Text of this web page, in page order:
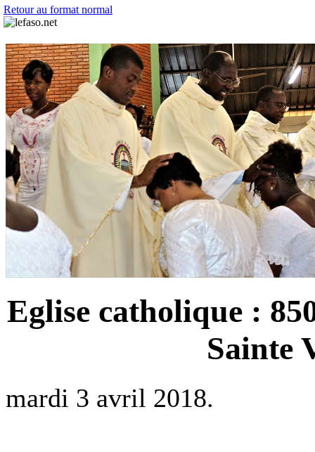
Retour au format normal
Eglise catholique :
Sainte
mardi 3 avril 2018.